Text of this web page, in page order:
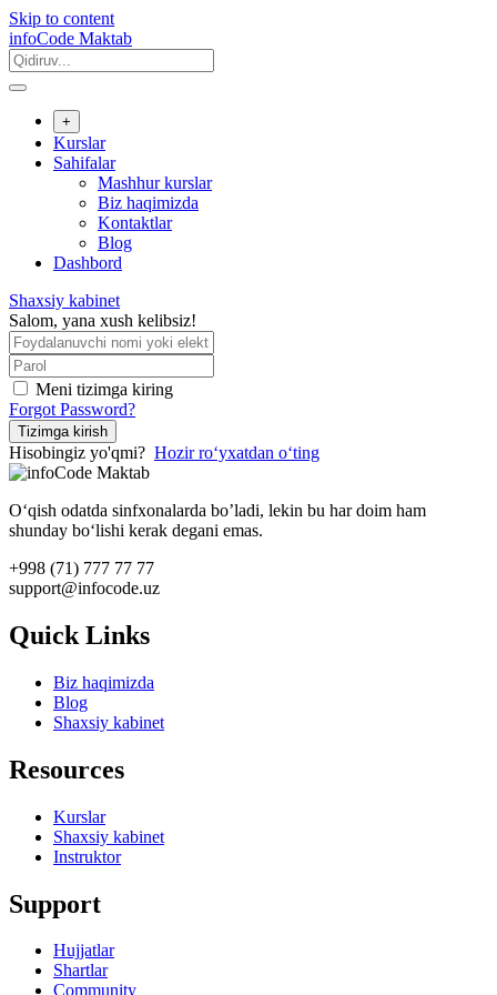
Skip to content
infoCode Maktab
+
Kurslar
Sahifalar
Mashhur kurslar
Biz haqimizda
Kontaktlar
Blog
Dashbord
Shaxsiy kabinet
Salom, yana xush kelibsiz!
Meni tizimga kiring
Forgot Password?
Tizimga kirish
Hisobingiz yo'qmi? Hozir roʻyxatdan oʻting
O‘qish odatda sinfxonalarda bo’ladi, lekin bu har doim ham
shunday bo‘lishi kerak degani emas.
+998 (71) 777 77 77
support@infocode.uz
Quick Links
Biz haqimizda
Blog
Shaxsiy kabinet
Resources
Kurslar
Shaxsiy kabinet
Instruktor
Support
Hujjatlar
Shartlar
Community